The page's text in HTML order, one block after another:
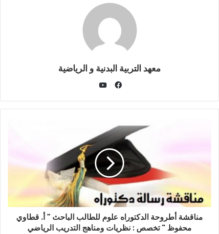
معهد التربية البدنية و الرياضية
مناقشة أطروحة الدكتوراه علوم للطالب الباحث " أ. قطاوي
محفوظ " تخصص : نظريات ومناهج التدريب الرياضي